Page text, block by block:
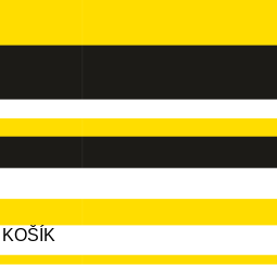
KOŠÍK